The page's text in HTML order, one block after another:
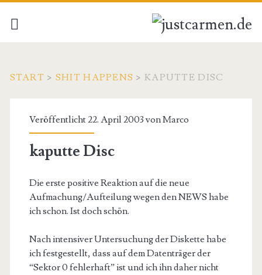
START > SHIT HAPPENS > KAPUTTE DISC
Veröffentlicht 22. April 2003 vonMarco
kaputte Disc
Die erste positive Reaktion auf die neue
Aufmachung/Aufteilung wegen den NEWS habe
ich schon. Ist doch schön.
Nach intensiver Untersuchung der Diskette habe
ich festgestellt, dass auf dem Datenträger der
“Sektor 0 fehlerhaft” ist und ich ihn daher nicht